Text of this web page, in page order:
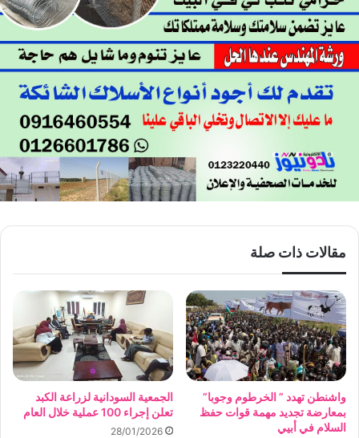
مقالات ذات صلة
واشنطن تهدد ” الخرطوم وجوبا”
بمعارضة تجديد مهمة قوات حفظ
السلام في أبيي
الجمعية السودانية لزراعة الكبد
تعلن إجراء 100 عملية خلال العام
28/01/2026